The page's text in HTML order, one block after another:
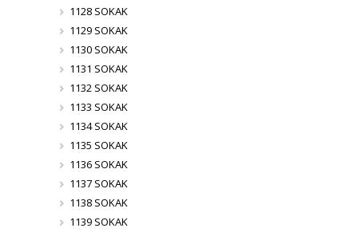
1128 SOKAK
1129 SOKAK
1130 SOKAK
1131 SOKAK
1132 SOKAK
1133 SOKAK
1134 SOKAK
1135 SOKAK
1136 SOKAK
1137 SOKAK
1138 SOKAK
1139 SOKAK